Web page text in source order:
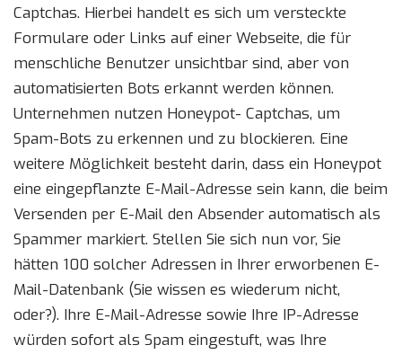
Captchas. Hierbei handelt es sich um versteckte
Formulare oder Links auf einer Webseite, die für
menschliche Benutzer unsichtbar sind, aber von
automatisierten Bots erkannt werden können.
Unternehmen nutzen Honeypot- Captchas, um
Spam-Bots zu erkennen und zu blockieren. Eine
weitere Möglichkeit besteht darin, dass ein Honeypot
eine eingepflanzte E-Mail-Adresse sein kann, die beim
Versenden per E-Mail den Absender automatisch als
Spammer markiert. Stellen Sie sich nun vor, Sie
hätten 100 solcher Adressen in Ihrer erworbenen E-
Mail-Datenbank (Sie wissen es wiederum nicht,
oder?). Ihre E-Mail-Adresse sowie Ihre IP-Adresse
würden sofort als Spam eingestuft, was Ihre